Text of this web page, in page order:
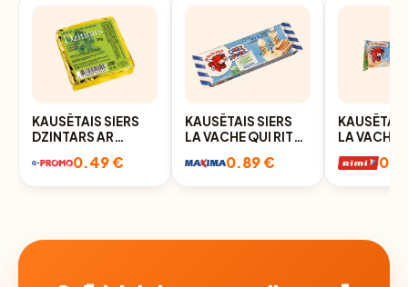
KAUSĒTAIS SIERS
DZINTARS AR
0.49 €
KAUSĒTAIS SIERS
LA VACHE QUI RIT
0.89 €
LA VACHE